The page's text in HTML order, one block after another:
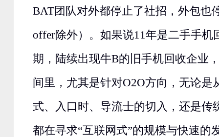
BAT团队对外都停止了社招，外包也
offer除外）。如果说11年是二手手机
期，陆续出现牛B的旧手机回收企业
间里，尤其是针对O2O方向，无论是
式、入口时、导流士的切入，还是传
都在寻求“互联网式”的规模与快速的